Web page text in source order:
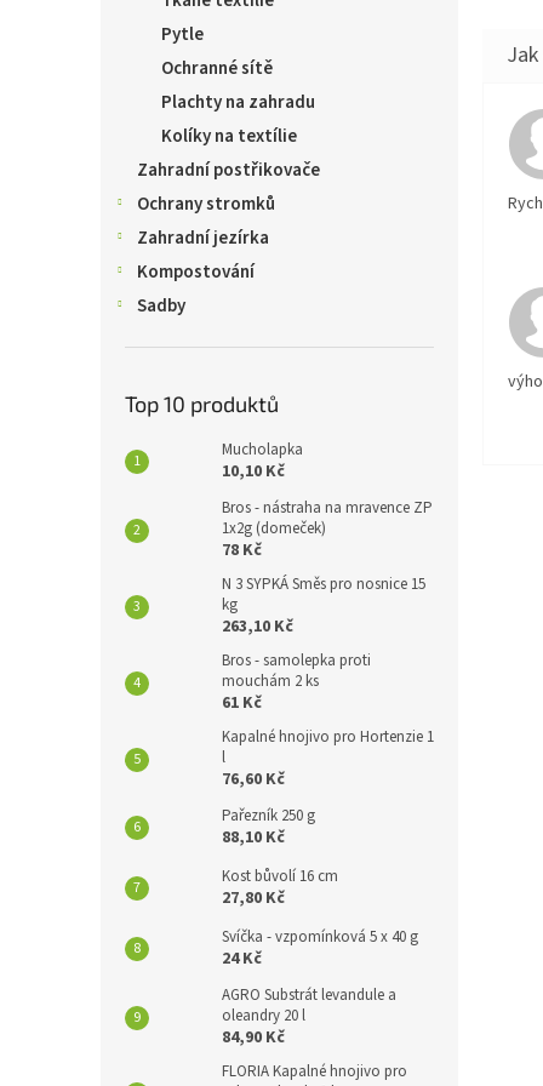
Pytle
Ochranné sítě
Plachty na zahradu
Kolíky na textílie
Zahradní postřikovače
Ochrany stromků
Zahradní jezírka
Kompostování
Sadby
Top 10 produktů
Mucholapka
10,10 Kč
Bros - nástraha na mravence ZP
1x2g (domeček)
78 Kč
N 3 SYPKÁ Směs pro nosnice 15
kg
263,10 Kč
Bros - samolepka proti
mouchám 2 ks
61 Kč
Kapalné hnojivo pro Hortenzie 1
l
76,60 Kč
Pařezník 250 g
88,10 Kč
Kost bůvolí 16 cm
27,80 Kč
Svíčka - vzpomínková 5 x 40 g
24 Kč
AGRO Substrát levandule a
oleandry 20 l
84,90 Kč
FLORIA Kapalné hnojivo pro